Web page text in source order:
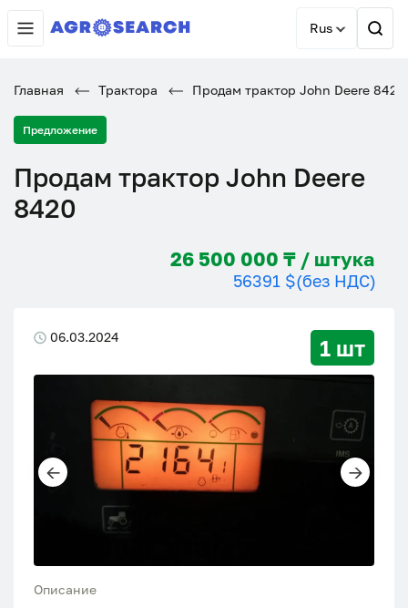
Rus
Главная Трактора Продам трактор John Deere 8420
Предложение
Продам трактор John Deere
8420
26 500 000 ₸ / штука
56391 $(без НДС)
06.03.2024 1 шт
Описание